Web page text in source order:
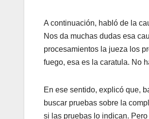
A continuación, habló de la
Nos da muchas dudas esa
procesamientos la jueza los
fuego, esa es la caratula. No
En ese sentido, explicó que,
buscar pruebas sobre la
si las pruebas lo indican.